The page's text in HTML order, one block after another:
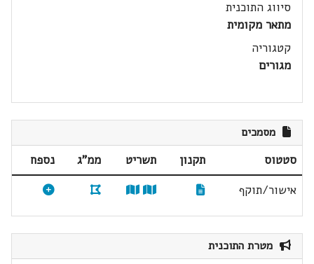
סיווג התוכנית
מתאר מקומית
קטגוריה
מגורים
מסמכים
סטטוס תקנון תשריט ממ"ג
נספח
אישור/תוקף
מטרת התוכנית